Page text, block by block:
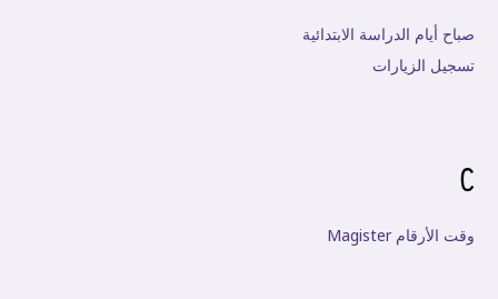
صباح أيام الدراسة الابتدائية
تسجيل الزيارات
C
وقت الأرقام Magister